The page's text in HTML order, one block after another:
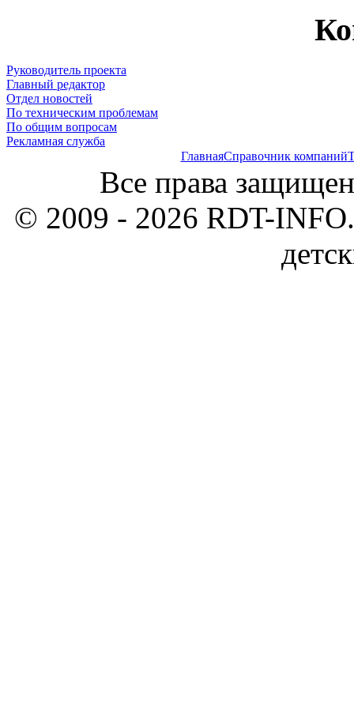
Руководитель проекта
Главный редактор
Отдел новостей
По техническим проблемам
По общим вопросам
Рекламная служба
ГлавнаяСправочник компаний
Все права
© 2009 - 2026 RDT-